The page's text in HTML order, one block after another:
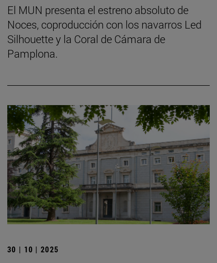
El MUN presenta el estreno absoluto de
Noces, coproducción con los navarros Led
Silhouette y la Coral de Cámara de
Pamplona.
30 | 10 | 2025